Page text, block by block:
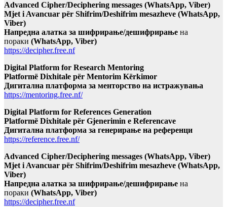
Advanced Cipher/Deciphering messages (WhatsApp, Viber)
Mjet i Avancuar për Shifrim/Deshifrim mesazheve (WhatsApp,
Viber)
Напредна алатка за шифрирање/дешифрирање на
пораки (WhatsApp, Viber)
https://decipher.free.nf
Digital Platform for Research Mentoring
Platformë Dixhitale për Mentorim Kërkimor
Дигитална платформа за менторство на истражувања
https://mentoring.free.nf/
Digital Platform for References Generation
Platformë Dixhitale për Gjenerimin e Referencave
Дигитална платформа за генерирање на референци
https://reference.free.nf/
Advanced Cipher/Deciphering messages (WhatsApp, Viber)
Mjet i Avancuar për Shifrim/Deshifrim mesazheve (WhatsApp,
Viber)
Напредна алатка за шифрирање/дешифрирање на
пораки (WhatsApp, Viber)
https://decipher.free.nf